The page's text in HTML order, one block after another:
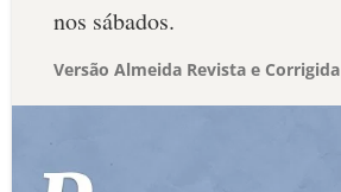
nos sábados.
Versão Almeida Revista e Corrigida